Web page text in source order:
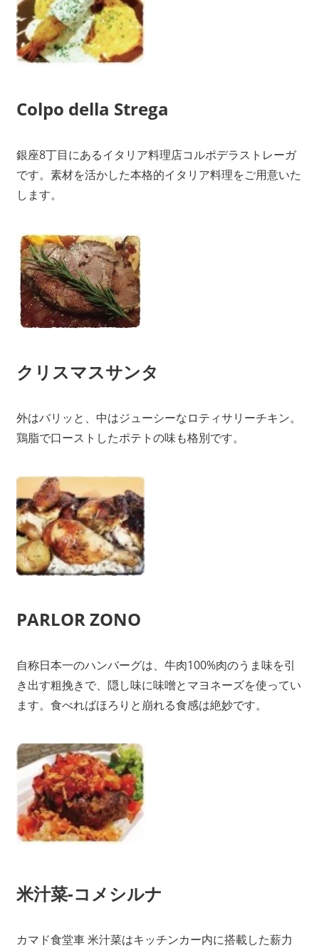
Colpo della Strega
銀座8丁目にあるイタリア料理店コルポデラストレーガ
です。素材を活かした本格的イタリア料理をご用意いた
します。
クリスマスサンタ
外はバリッと、中はジューシーなロティサリーチキン。
鶏脂で口ーストしたポテトの味も格別です。
PARLOR ZONO
自称日本一のハンバーグは、牛肉100%肉のうま味を引
き出す粗挽きで、隠し味に味噌とマヨネーズを使ってい
ます。食べればほろりと崩れる食感は絶妙です。
米汁菜-コメシルナ
カマド食堂車 米汁菜はキッチンカー内に搭載した薪力